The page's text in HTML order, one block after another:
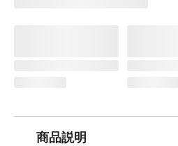
商品説明